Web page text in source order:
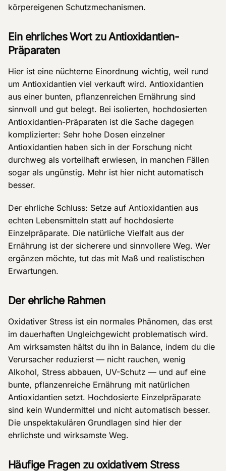
körpereigenen Schutzmechanismen.
Ein ehrliches Wort zu Antioxidantien-
Präparaten
Hier ist eine nüchterne Einordnung wichtig, weil rund
um Antioxidantien viel verkauft wird. Antioxidantien
aus einer bunten, pflanzenreichen Ernährung sind
sinnvoll und gut belegt. Bei isolierten, hochdosierten
Antioxidantien-Präparaten ist die Sache dagegen
komplizierter: Sehr hohe Dosen einzelner
Antioxidantien haben sich in der Forschung nicht
durchweg als vorteilhaft erwiesen, in manchen Fällen
sogar als ungünstig. Mehr ist hier nicht automatisch
besser.
Der ehrliche Schluss: Setze auf Antioxidantien aus
echten Lebensmitteln statt auf hochdosierte
Einzelpräparate. Die natürliche Vielfalt aus der
Ernährung ist der sicherere und sinnvollere Weg. Wer
ergänzen möchte, tut das mit Maß und realistischen
Erwartungen.
Der ehrliche Rahmen
Oxidativer Stress ist ein normales Phänomen, das erst
im dauerhaften Ungleichgewicht problematisch wird.
Am wirksamsten hältst du ihn in Balance, indem du die
Verursacher reduzierst — nicht rauchen, wenig
Alkohol, Stress abbauen, UV-Schutz — und auf eine
bunte, pflanzenreiche Ernährung mit natürlichen
Antioxidantien setzt. Hochdosierte Einzelpräparate
sind kein Wundermittel und nicht automatisch besser.
Die unspektakulären Grundlagen sind hier der
ehrlichste und wirksamste Weg.
Häufige Fragen zu oxidativem Stress